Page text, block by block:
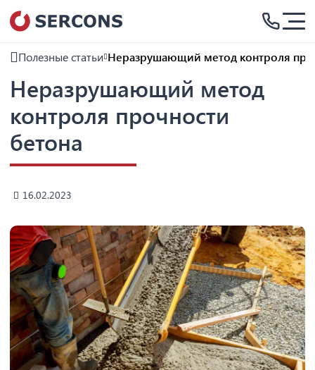
Полезные статьи Неразрушающий метод контроля
Неразрушающий метод
контроля прочности
бетона
16.02.2023